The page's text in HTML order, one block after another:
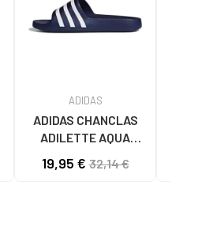
ADIDAS
ADIDAS CHANCLAS
ADILETTE AQUA
19,95 €32,14 €